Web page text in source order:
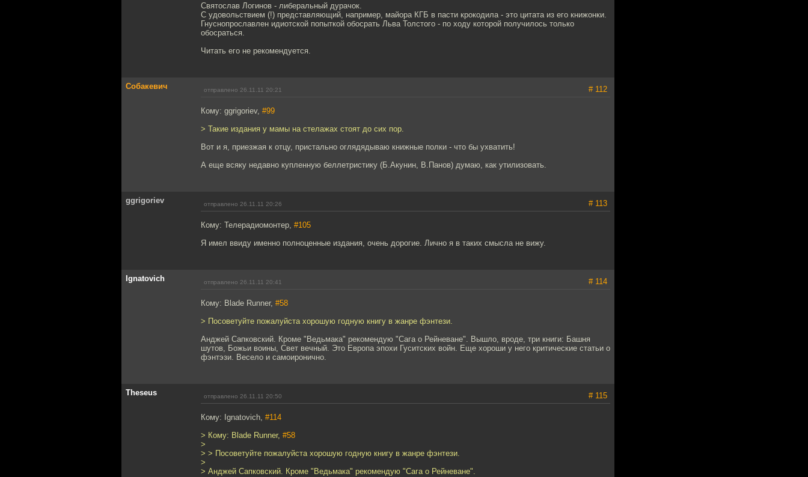
Святослав Логинов - либеральный дурачок.
С удовольствием (!) представляющий, например, майора КГБ в пасти крокодила - это цитата из его книжонки.
Гнуснопрославлен идиотской попыткой обосрать Льва Толстого - по ходу которой получилось только
обосраться.
Читать его не рекомендуется.
Собакевич отправлено 26.11.11 20:21 # 112
Кому: ggrigoriev, #99
> Такие издания у мамы на стелажах стоят до сих пор.
Вот и я, приезжая к отцу, пристально оглядядываю книжные полки - что бы ухватить!
А еще всяку недавно купленную беллетристику (Б.Акунин, В.Панов) думаю, как утилизовать.
ggrigoriev отправлено 26.11.11 20:26 # 113
Кому: Телерадиомонтер, #105
Я имел ввиду именно полноценные издания, очень дорогие. Лично я в таких смысла не вижу.
Ignatovich отправлено 26.11.11 20:41 # 114
Кому: Blade Runner, #58
> Посоветуйте пожалуйста хорошую годную книгу в жанре фэнтези.
Анджей Сапковский. Кроме "Ведьмака" рекомендую "Сага о Рейневане". Вышло, вроде, три книги: Башня
шутов, Божьи воины, Свет вечный. Это Европа эпохи Гуситских войн. Еще хороши у него критические статьи о
фэнтэзи. Весело и самоиронично.
Theseus отправлено 26.11.11 20:50 # 115
Кому: Ignatovich, #114
> Кому: Blade Runner, #58
>
> > Посоветуйте пожалуйста хорошую годную книгу в жанре фэнтези.
>
> Анджей Сапковский. Кроме "Ведьмака" рекомендую "Сага о Рейневане".